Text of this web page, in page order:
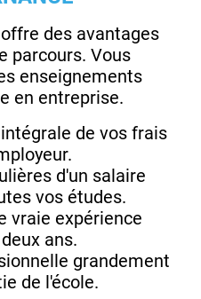
des avantages
parcours. Vous
enseignements
en entreprise.
de vos frais
d'un salaire
vos études.
vraie expérience
ans.
grandement
de l'école.